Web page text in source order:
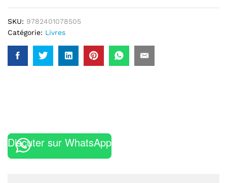
SKU: 9782401078505
Catégorie: Livres
Discuter sur WhatsApp